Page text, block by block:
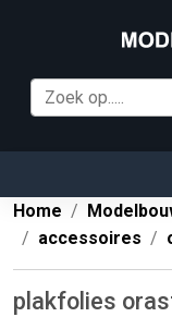
Home
accessoires
plakfolies